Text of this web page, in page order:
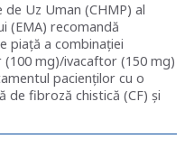
Uz Uman (CHMP) al
(EMA) recomandă
piață a combinației
mg)/ivacaftor (150 mg)
pacienților cu o
de fibroză chistică (CF) și